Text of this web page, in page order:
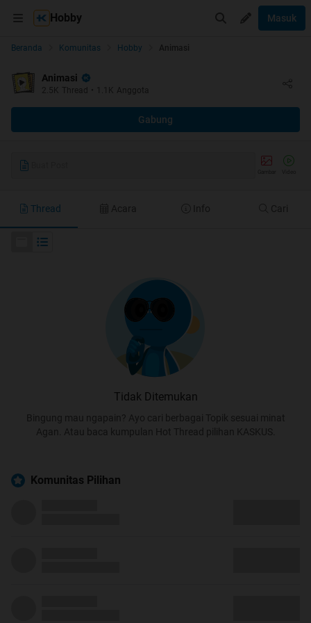
Hobby Masuk
Beranda Komunitas Hobby Animasi
Animasi
2.5K Thread • Anggota
Gabung
Thread Acara Info Cari
Tidak Ditemukan
Bingung mau ngapain? Ayo cari berbagai Topik sesuai minat
Agan. Atau baca kumpulan Hot Thread pilihan KASKUS.
Komunitas Pilihan